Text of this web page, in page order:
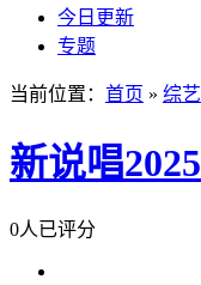
今日更新
专题
当前位置： 首页 » 综艺
新说唱2025
0人已评分